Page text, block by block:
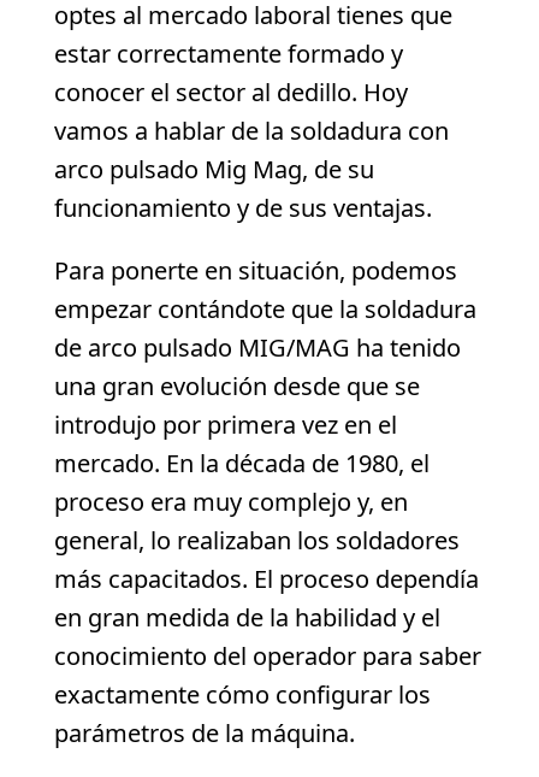
optes al mercado laboral tienes que
estar correctamente formado y
conocer el sector al dedillo. Hoy
vamos a hablar de la soldadura con
arco pulsado Mig Mag, de su
funcionamiento y de sus ventajas.
Para ponerte en situación, podemos
empezar contándote que la soldadura
de arco pulsado MIG/MAG ha tenido
una gran evolución desde que se
introdujo por primera vez en el
mercado. En la década de 1980, el
proceso era muy complejo y, en
general, lo realizaban los soldadores
más capacitados. El proceso dependía
en gran medida de la habilidad y el
conocimiento del operador para saber
exactamente cómo configurar los
parámetros de la máquina.